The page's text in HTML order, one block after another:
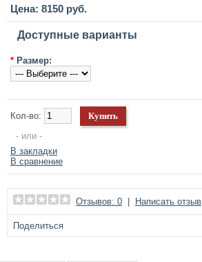
Цена: 8150 руб.
Доступные варианты
* Размер:
Кол-во:
- или -
В закладки
В сравнение
Отзывов: 0 Написать отзыв
Поделиться